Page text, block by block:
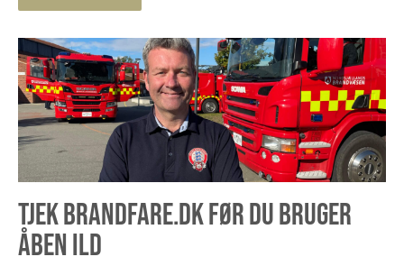
TJEK BRANDFARE.DK FØR DU BRUGER
ÅBEN ILD